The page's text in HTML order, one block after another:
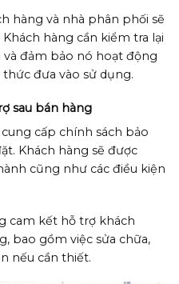
hàng và nhà phân phối sẽ
hàng cần kiểm tra lại
và đảm bảo nó hoạt động
đưa vào sử dụng.
sau bán hàng
cấp chính sách bảo
Khách hàng sẽ được
cũng như các điều kiện
cam kết hỗ trợ khách
bao gồm việc sửa chữa,
nếu cần thiết.